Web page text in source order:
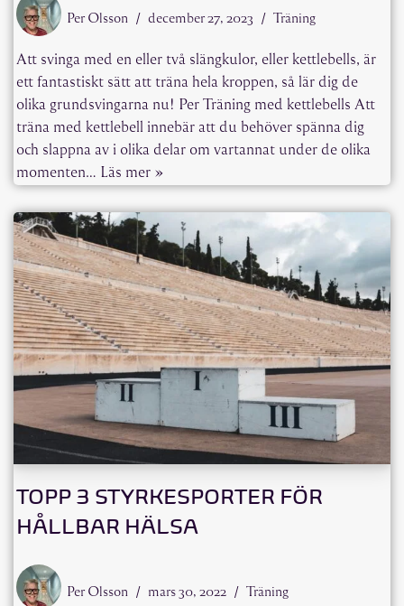
Per Olsson december 27, 2023 Träning
Att svinga med en eller två slängkulor, eller kettlebells, är
ett fantastiskt sätt att träna hela kroppen, så lär dig de
olika grundsvingarna nu! Per Träning med kettlebells Att
träna med kettlebell innebär att du behöver spänna dig
och slappna av i olika delar om vartannat under de olika
momenten… Läs mer »
TOPP 3 STYRKESPORTER FÖR
HÅLLBAR HÄLSA
Per Olsson mars 30, 2022 Träning